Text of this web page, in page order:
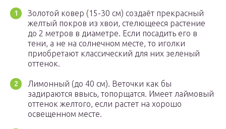
Золотой ковер (15-30 см) создаёт прекрасный
желтый покров из хвои, стелющееся растение
до 2 метров в диаметре. Если посадить его в
тени, а не на солнечном месте, то иголки
приобретают классический для них зеленый
оттенок.
Лимонный (до 40 см). Веточки как бы
задираются ввысь, топорщатся. Имеет лаймовый
оттенок желтого, если растет на хорошо
освещенном месте.